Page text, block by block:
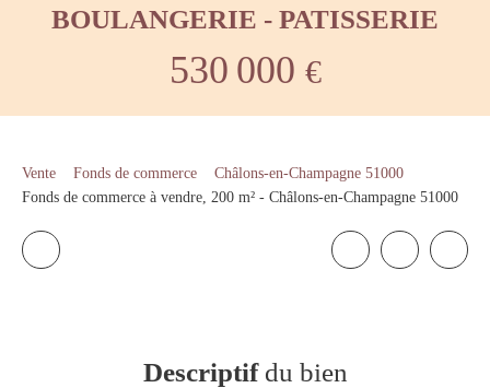
BOULANGERIE - PATISSERIE
530 000 €
Vente Fonds de commerce
Châlons-en-Champagne 51000
Fonds de commerce à vendre, 200 m² - Châlons-en-Champagne 51000
Descriptifdu bien